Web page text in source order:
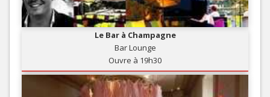
Le Bar à Champagne
Bar Lounge
Ouvre à 19h30